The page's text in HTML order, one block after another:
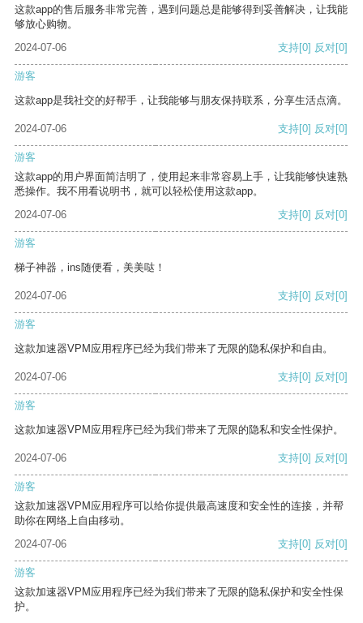
这款app的售后服务非常完善，遇到问题总是能够得到妥善解决，让我能
够放心购物。
2024-07-06
支持[0] 反对[0]
游客
这款app是我社交的好帮手，让我能够与朋友保持联系，分享生活点滴。
2024-07-06 支持[0] 反对[0]
游客
这款app的用户界面简洁明了，使用起来非常容易上手，让我能够快速熟
悉操作。我不用看说明书，就可以轻松使用这款app。
2024-07-06
支持[0] 反对[0]
游客
梯子神器，ins随便看，美美哒！
2024-07-06 支持[0] 反对[0]
游客
这款加速器VPM应用程序已经为我们带来了无限的隐私保护和自由。
2024-07-06 支持[0] 反对[0]
游客
这款加速器VPM应用程序已经为我们带来了无限的隐私和安全性保护。
2024-07-06 支持[0] 反对[0]
游客
这款加速器VPM应用程序可以给你提供最高速度和安全性的连接，并帮
助你在网络上自由移动。
2024-07-06
支持[0] 反对[0]
游客
这款加速器VPM应用程序已经为我们带来了无限的隐私保护和安全性保
护。